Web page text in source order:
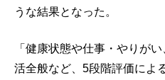
うな結果となった。
「健康状態や仕事・やりが
活全般など、5段階評価によ